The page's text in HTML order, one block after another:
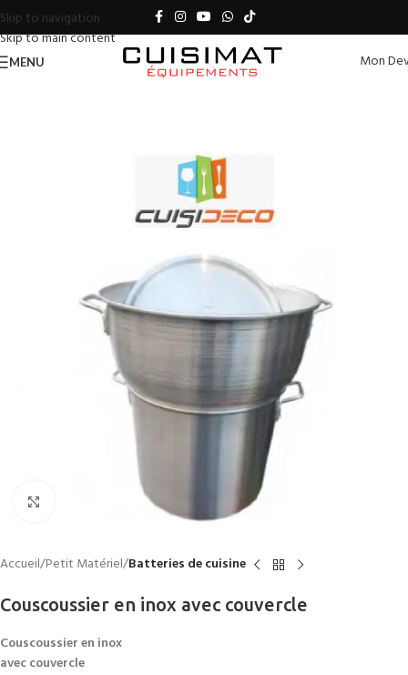
Skip to navigation
Skip to main content
MENU Mon
Accueil Petit Matériel Batteries de cuisine
Couscoussier en inox avec couvercle
Couscoussier en inox
avec couvercle